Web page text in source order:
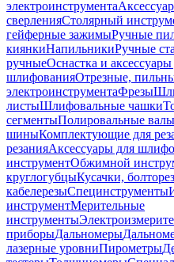
электроинструмента
сверленияСтолярный
гейферные зажимыРучные
киянкиНапильникиРучные
ручныеОснастка и
шлифованияОтрезные,
электроинструментаФрезы
листыШлифовальные чашки
сегментыПолировальные валы
шиныКомплектующие для
резанияАксессуары для
инструментОбжимной
круглогубцыКусачки,
кабелерезыСпецинструменты
инструментМерительные
инструменты
приборыДальномеры
лазерные уровниПирометры